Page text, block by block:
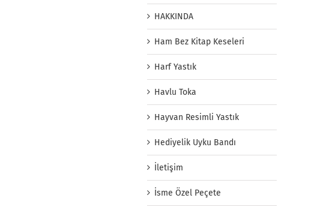
HAKKINDA
Ham Bez Kitap Keseleri
Harf Yastık
Havlu Toka
Hayvan Resimli Yastık
Hediyelik Uyku Bandı
İletişim
İsme Özel Peçete